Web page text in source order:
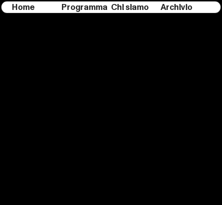
Home Programma Chi siamo Archivio